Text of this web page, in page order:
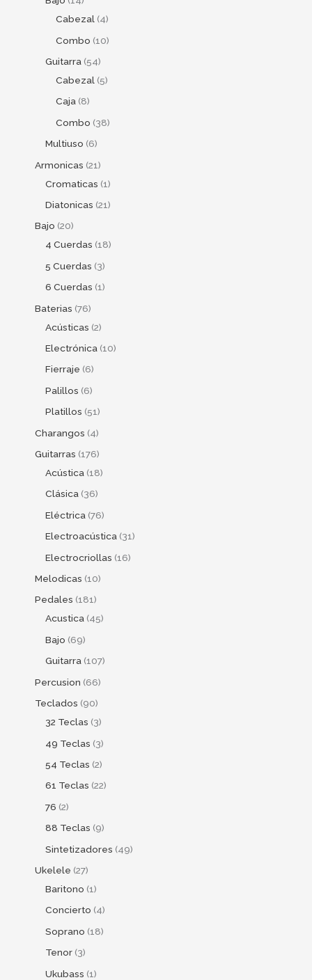
Cabezal 4
Combo 10
Guitarra 54
Cabezal 5
Caja 8
Combo 38
Multiuso 6
Armonicas 21
Cromaticas 1
Diatonicas 21
Bajo 20
4 Cuerdas 18
5 Cuerdas 3
6 Cuerdas 1
Baterias 76
Acústicas 2
Electrónica 10
Fierraje 6
Palillos 6
Platillos 51
Charangos 4
Guitarras 176
Acústica 18
Clásica 36
Eléctrica 76
Electroacústica 31
Electrocriollas 16
Melodicas 10
Pedales 181
Acustica 45
Bajo 69
Guitarra 107
Percusion 66
Teclados 90
32 Teclas 3
49 Teclas 3
54 Teclas 2
61 Teclas 22
76 2
88 Teclas 9
Sintetizadores 49
Ukelele 27
Baritono 1
Concierto 4
Soprano 18
Tenor 3
Ukubass 1